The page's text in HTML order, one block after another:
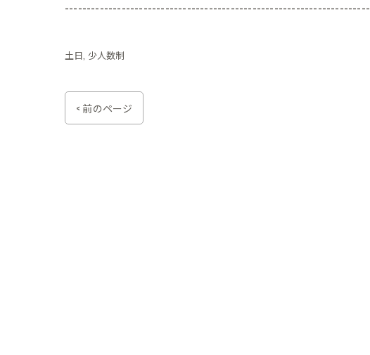
----------------------------------------------------------------------
土日 少人数制
< 前のページ